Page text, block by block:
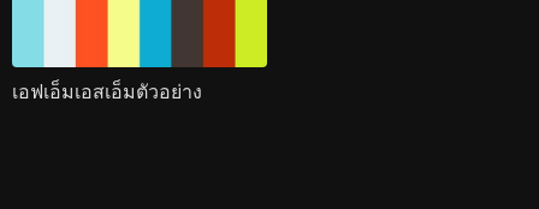
เอฟเอ็มเอสเอ็มตัวอย่าง